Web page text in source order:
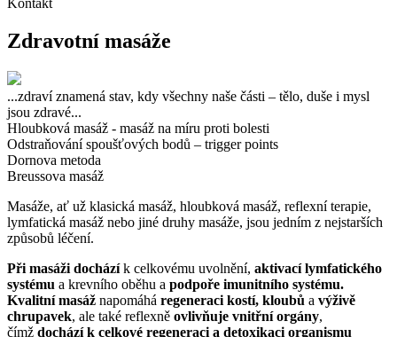
Zdravotní masáže
...zdraví znamená stav, kdy všechny naše části – tělo, duše i mysl
jsou zdravé...
Hloubková masáž - masáž na míru proti bolesti
Odstraňování spoušťových bodů – trigger points
Dornova metoda
Breussova masáž
Masáže, ať už klasická masáž, hloubková masáž, reflexní terapie,
lymfatická masáž nebo jiné druhy masáže, jsou jedním z nejstarších
způsobů léčení.
Při masáži docházík celkovému uvolnění, aktivací lymfatického
systému a krevního oběhu a podpoře imunitního systému.
Kvalitní masáž napomáhá regeneraci kostí, kloubů a výživě
chrupavek, ale také reflexně ovlivňuje vnitřní orgány,
čímž dochází k celkové regeneraci a detoxikaci organismu